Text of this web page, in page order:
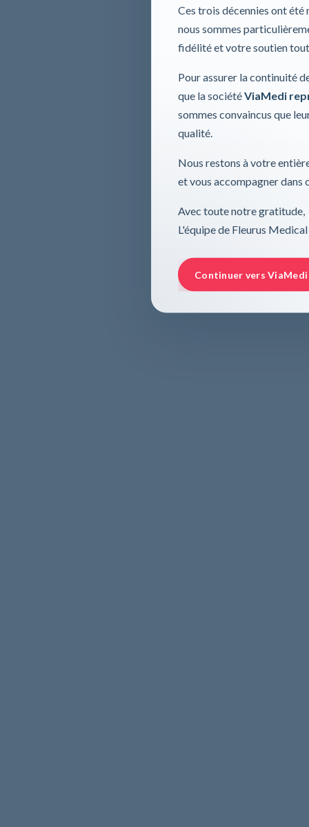
Ces trois décennies ont
nous sommes
fidélité et votre soutien
Pour assurer la continuité
que la sociétéViaMedi
sommes convaincus que
qualité.
Nous restons à votre
et vous accompagner dans
Avec toute notre gratitude,
L'équipe de Fleurus Medical
Continuer vers ViaMedi